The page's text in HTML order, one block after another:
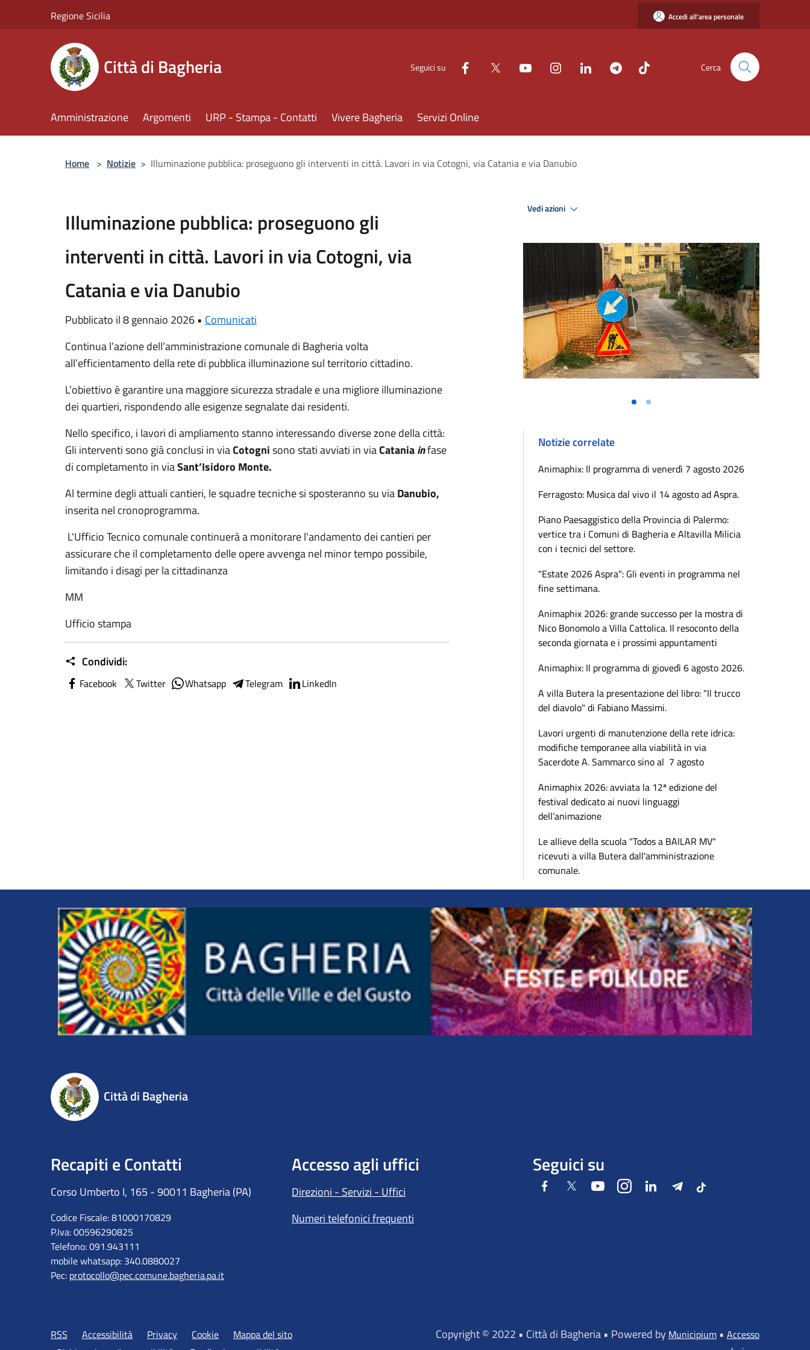
Regione Sicilia Accedi all'area personale
Città di Bagheria Seguici su Cerca
Amministrazione Argomenti URP - Stampa - Contatti Vivere Bagheria Servizi Online
Home > Notizie > ​Illuminazione pubblica: proseguono gli interventi in città. Lavori in via Cotogni, via Catania e via Danubio
​Illuminazione pubblica: proseguono gli
interventi in città. Lavori in via Cotogni, via
Catania e via Danubio
Pubblicato il 8 gennaio 2026 • Comunicati
Continua l’azione dell’amministrazione comunale di Bagheria volta
all’efficientamento della rete di pubblica illuminazione sul territorio cittadino.
L’obiettivo è garantire una maggiore sicurezza stradale e una migliore illuminazione
dei quartieri, rispondendo alle esigenze segnalate dai residenti.
​Nello specifico, i lavori di ampliamento stanno interessando diverse zone della città: ​
Gli interventi sono già conclusi in viaCotognisono stati avviati in viaCataniainfase
di completamento in viaSant’Isidoro Monte.
Al termine degli attuali cantieri, le squadre tecniche si sposteranno su viaDanubio,
inserita nel cronoprogramma.
​L'Ufficio Tecnico comunale continuerà a monitorare l'andamento dei cantieri per
assicurare che il completamento delle opere avvenga nel minor tempo possibile,
limitando i disagi per la cittadinanza
MM
Ufficio stampa
Condividi:
Facebook Twitter Whatsapp Telegram LinkedIn
Vedi azioni
Notizie correlate
Animaphix: Il programma di venerdì 7 agosto 2026
Ferragosto: Musica dal vivo il 14 agosto ad Aspra.
Piano Paesaggistico della Provincia di Palermo:
vertice tra i Comuni di Bagheria e Altavilla Milicia
con i tecnici del settore.
"Estate 2026 Aspra": Gli eventi in programma nel
fine settimana.
Animaphix 2026: grande successo per la mostra di
Nico Bonomolo a Villa Cattolica. Il resoconto della
seconda giornata e i prossimi appuntamenti
Animaphix: Il programma di giovedì 6 agosto 2026.
A villa Butera la presentazione del libro: "Il trucco
del diavolo" di Fabiano Massimi.
Lavori urgenti di manutenzione della rete idrica:
modifiche temporanee alla viabilità in via
Sacerdote A. Sammarco sino al 7 agosto
Animaphix 2026: avviata la 12ª edizione del
festival dedicato ai nuovi linguaggi
dell’animazione
Le allieve della scuola "Todos a BAILAR MV"
ricevuti a villa Butera dall'amministrazione
comunale.
Città di Bagheria
Recapiti e Contatti
Corso Umberto I, 165 - 90011 Bagheria (PA)
Codice Fiscale: 81000170829
P.Iva: 00596290825
Telefono: 091.943111
mobile whatsapp: 340.0880027
Pec: protocollo@pec.comune.bagheria.pa.it
Accesso agli uffici
Direzioni - Servizi - Uffici
Numeri telefonici frequenti
Seguici su
FacebookTwitter YoutubeInstagramLinkedIn Telegram
Tiktok
RSS Accessibilità Privacy Cookie
Mappa del sito
Copyright © 2022 • Città di Bagheria • Powered by Municipium • Accesso